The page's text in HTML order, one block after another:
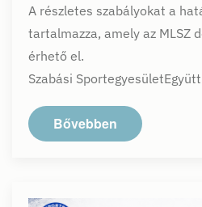
A részletes szabályokat a
tartalmazza, amely az MLSZ
érhető el.
Szabási
Bővebben